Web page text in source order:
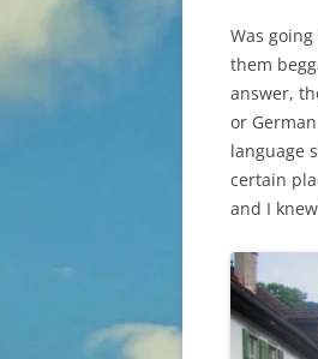
Was
them
answer,
or
language
certain
and I